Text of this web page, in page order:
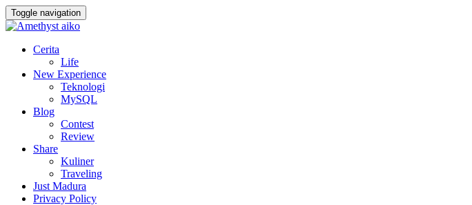
Toggle navigation
Cerita
Life
New Experience
Teknologi
MySQL
Blog
Contest
Review
Share
Kuliner
Traveling
Just Madura
Privacy Policy